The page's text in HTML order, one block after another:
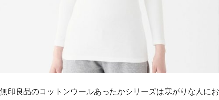
無印良品のコットンウールあったかシリーズは寒がりな人にお